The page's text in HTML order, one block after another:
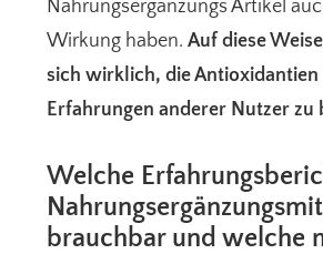
Nahrungsergänzungs Artikel
Wirkung haben.Auf diese
sich wirklich, die Antioxidantien
Erfahrungen anderer Nutzer zu
Welche
brauchbar und welche